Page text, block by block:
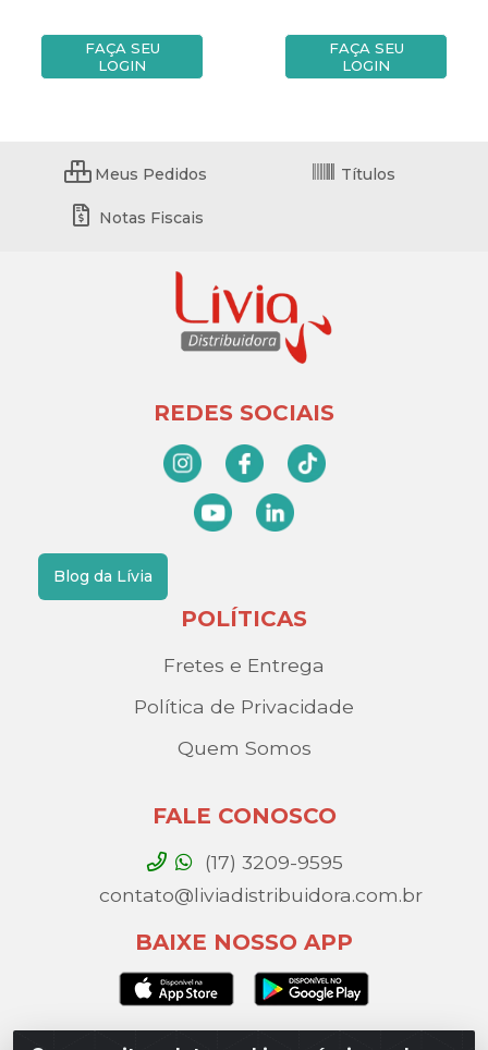
FAÇA SEU
LOGIN
FAÇA SEU
LOGIN
Meus Pedidos Títulos
Notas Fiscais
REDES SOCIAIS
Blog da Lívia
POLÍTICAS
Fretes e Entrega
Política de Privacidade
Quem Somos
FALE CONOSCO
(17) 3209-9595
contato@liviadistribuidora.com.br
BAIXE NOSSO APP